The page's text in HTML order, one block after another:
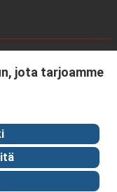
5, 01740 Vantaa,
solutions Ltd RS
jota tarjoamme